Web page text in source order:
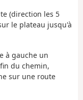
(direction les 5
le plateau jusqu'à
à gauche un
du chemin,
sur une route